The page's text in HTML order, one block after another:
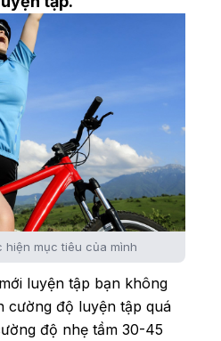
hiện mục tiêu của mình
luyện tập bạn không
cường độ luyện tập quá
độ nhẹ tầm 30-45